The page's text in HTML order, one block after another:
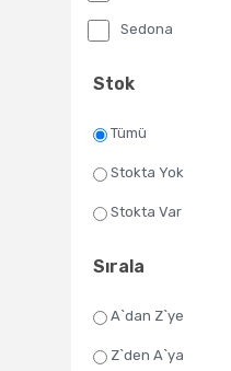
Sedona
Stok
Tümü
Stokta Yok
Stokta Var
Sırala
A`dan Z`ye
Z`den A`ya